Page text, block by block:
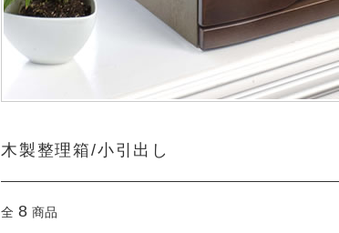
木製整理箱/小引出し
全 8 商品